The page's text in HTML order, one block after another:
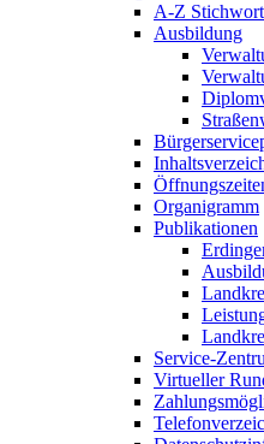
A-Z
Ausbildung
Organigramm
Publikationen
Service-
Virtueller